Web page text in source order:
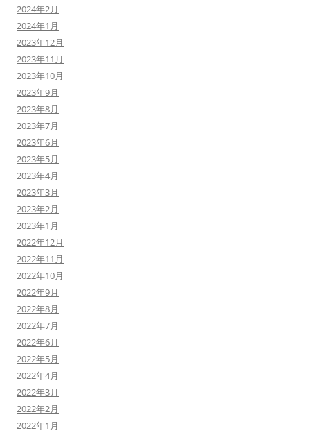
2024年2月
2024年1月
2023年12月
2023年11月
2023年10月
2023年9月
2023年8月
2023年7月
2023年6月
2023年5月
2023年4月
2023年3月
2023年2月
2023年1月
2022年12月
2022年11月
2022年10月
2022年9月
2022年8月
2022年7月
2022年6月
2022年5月
2022年4月
2022年3月
2022年2月
2022年1月